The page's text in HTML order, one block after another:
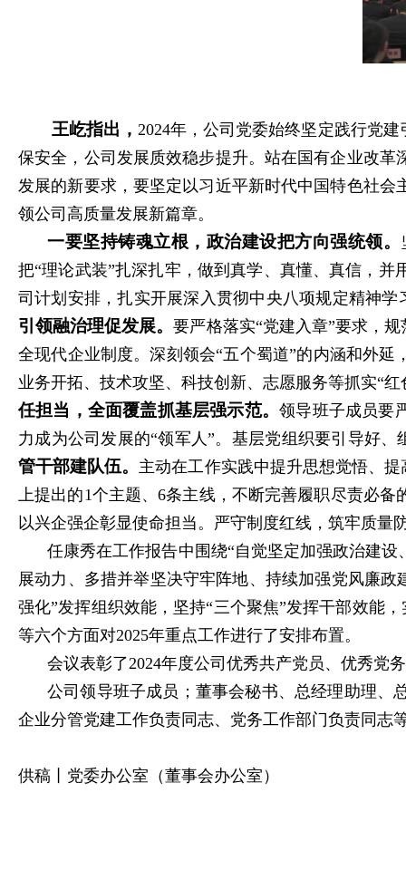
王屹指出 ， 2024年，公司党委始终坚定践行党
保安全，公司发展质效稳步提升。站在国有企业改
发展的新要求，要坚定以习近平新时代中国特色社
领公司高质量发展新篇章。
一要坚持铸魂立根，政治建设把方向强统领。
把“理论武装”扎深扎牢，做到真学、真懂、真信，
司计划安排，扎实开展深入贯彻中央八项规定精神
引领融治理促发展。要严格落实“党建入章”要求，
全现代企业制度。深刻领会“五个蜀道”的内涵和外
业务开拓、技术攻坚、科技创新、志愿服务等抓实“
任担当，全面覆盖抓基层强示范。领导班子成员要
力成为公司发展的“领军人”。基层党组织要引导好
管干部建队伍。 主动在工作实践中提升思想觉悟、
上提出的1个主题、6条主线，不断完善履职尽责必
以兴企强企彰显使命担当。严守制度红线，筑牢质量
任康秀在工作报告中围绕“自觉坚定加强政治建
展动力、多措并举坚决守牢阵地、持续加强党风廉
强化”发挥组织效能，坚持“三个聚焦”发挥干部效能
等六个方面对2025年重点工作进行了安排布置。
会议表彰了2024年度公司优秀共产党员、优秀党
公司领导班子成员；董事会秘书、总经理助理、
企业分管党建工作负责同志、党务工作部门负责同志
供稿丨党委办公室（董事会办公室）